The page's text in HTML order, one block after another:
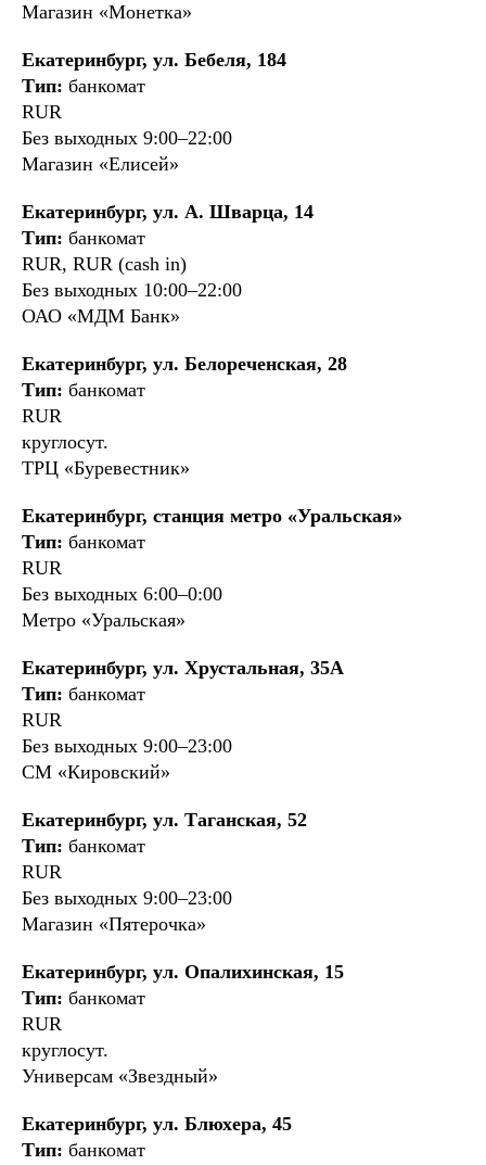
Магазин «Монетка»
Екатеринбург, ул. Бебеля, 184
Тип: банкомат
RUR
Без выходных 9:00–22:00
Магазин «Елисей»
Екатеринбург, ул. А. Шварца, 14
Тип: банкомат
RUR, RUR (cash in)
Без выходных 10:00–22:00
ОАО «МДМ Банк»
Екатеринбург, ул. Белореченская, 28
Тип: банкомат
RUR
круглосут.
ТРЦ «Буревестник»
Екатеринбург, станция метро «Уральская»
Тип: банкомат
RUR
Без выходных 6:00–0:00
Метро «Уральская»
Екатеринбург, ул. Хрустальная, 35А
Тип: банкомат
RUR
Без выходных 9:00–23:00
СМ «Кировский»
Екатеринбург, ул. Таганская, 52
Тип: банкомат
RUR
Без выходных 9:00–23:00
Магазин «Пятерочка»
Екатеринбург, ул. Опалихинская, 15
Тип: банкомат
RUR
круглосут.
Универсам «Звездный»
Екатеринбург, ул. Блюхера, 45
Тип: банкомат